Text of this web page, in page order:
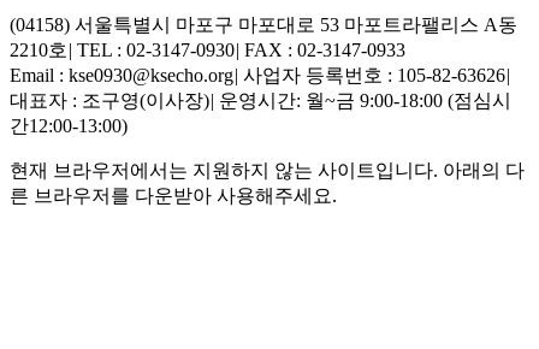
(04158) 서울특별시 마포구 마포대로 53 마포트라팰리스 A동
2210호 | TEL : 02-3147-0930| FAX : 02-3147-0933
Email : kse0930@ksecho.org| 사업자 등록번호 : 105-82-63626|
대표자 : 조구영(이사장)| 운영시간: 월~금 9:00-18:00 (점심시
간12:00-13:00)
현재 브라우저에서는 지원하지 않는 사이트입니다. 아래의 다
른 브라우저를 다운받아 사용해주세요.